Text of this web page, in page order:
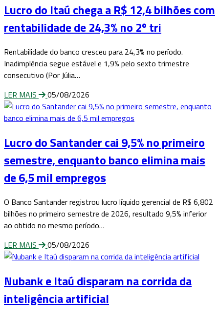
Lucro do Itaú chega a R$ 12,4 bilhões com
rentabilidade de 24,3% no 2º tri
Rentabilidade do banco cresceu para 24,3% no período.
Inadimplência segue estável e 1,9% pelo sexto trimestre
consecutivo (Por Júlia…
LER MAIS
05/08/2026
Lucro do Santander cai 9,5% no primeiro
semestre, enquanto banco elimina mais
de 6,5 mil empregos
O Banco Santander registrou lucro líquido gerencial de R$ 6,802
bilhões no primeiro semestre de 2026, resultado 9,5% inferior
ao obtido no mesmo período…
LER MAIS
05/08/2026
Nubank e Itaú disparam na corrida da
inteligência artificial